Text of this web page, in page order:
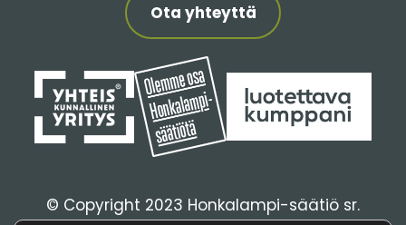
Ota yhteyttä
© Copyright 2023 Honkalampi-säätiö sr.